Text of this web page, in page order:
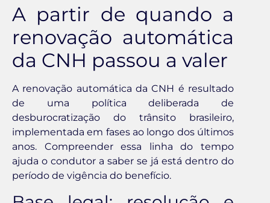
A partir de quando a
renovação automática
da CNH passou a valer
A renovação automática da CNH é resultado
de uma política deliberada de
desburocratização do trânsito brasileiro,
implementada em fases ao longo dos últimos
anos. Compreender essa linha do tempo
ajuda o condutor a saber se já está dentro do
período de vigência do benefício.